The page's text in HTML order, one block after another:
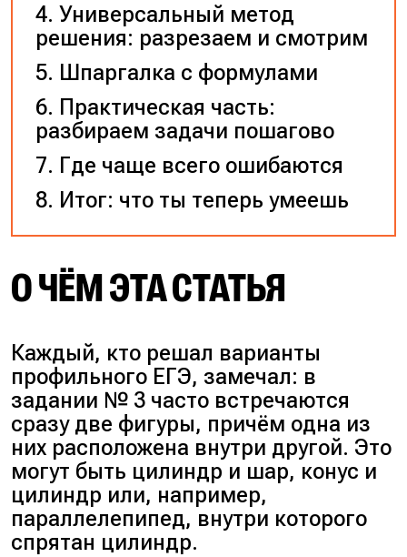
Универсальный метод
решения: разрезаем и смотрим
Шпаргалка с формулами
Практическая часть:
разбираем задачи пошагово
Где чаще всего ошибаются
Итог: что ты теперь умеешь
О ЧЁМ ЭТА СТАТЬЯ
Каждый, кто решал варианты
профильного ЕГЭ, замечал: в
задании № 3 часто встречаются
сразу две фигуры, причём одна из
них расположена внутри другой. Это
могут быть цилиндр и шар, конус и
цилиндр или, например,
параллелепипед, внутри которого
спрятан цилиндр.